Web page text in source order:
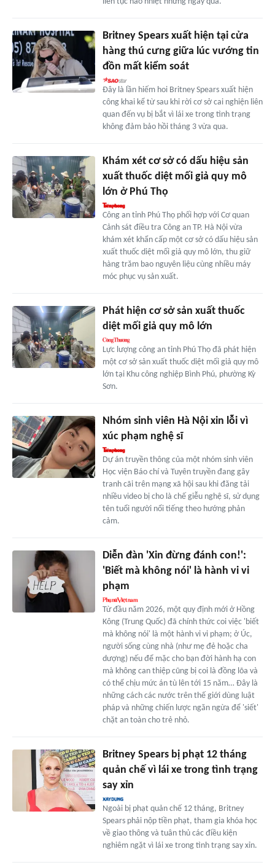
Britney Spears xuất hiện tại cửa
hàng thú cưng giữa lúc vướng tin
đồn mất kiểm soát
Đây là lần hiếm hoi Britney Spears xuất hiện
công khai kể từ sau khi rời cơ sở cai nghiện liên
quan đến vụ bị bắt vì lái xe trong tình trạng
không đảm bảo hồi tháng 3 vừa qua.
Khám xét cơ sở có dấu hiệu sản
xuất thuốc diệt mối giả quy mô
lớn ở Phú Thọ
Công an tỉnh Phú Thọ phối hợp với Cơ quan
Cảnh sát điều tra Công an TP. Hà Nội vừa
khám xét khẩn cấp một cơ sở có dấu hiệu sản
xuất thuốc diệt mối giả quy mô lớn, thu giữ
hàng trăm bao nguyên liệu cùng nhiều máy
móc phục vụ sản xuất.
Phát hiện cơ sở sản xuất thuốc
diệt mối giả quy mô lớn
Lực lượng công an tỉnh Phú Thọ đã phát hiện
một cơ sở sản xuất thuốc diệt mối giả quy mô
lớn tại Khu công nghiệp Bình Phú, phường Kỳ
Sơn.
Nhóm sinh viên Hà Nội xin lỗi vì
xúc phạm nghệ sĩ
Dự án truyền thông của một nhóm sinh viên
Học viện Báo chí và Tuyên truyền đang gây
tranh cãi trên mạng xã hội sau khi đăng tải
nhiều video bị cho là chế giễu nghệ sĩ, sử dụng
tên tuổi người nổi tiếng theo hướng phản
cảm.
Diễn đàn 'Xin đừng đánh con!':
'Biết mà không nói' là hành vi vi
phạm
Từ đầu năm 2026, một quy định mới ở Hồng
Kông (Trung Quốc) đã chính thức coi việc 'biết
mà không nói' là một hành vi vi phạm; ở Úc,
người sống cùng nhà (như mẹ đẻ hoặc cha
dượng) nếu để mặc cho bạn đời hành hạ con
mà không can thiệp cũng bị coi là đồng lõa và
có thể chịu mức án tù lên tới 15 năm… Đây là
những cách các nước trên thế giới dùng luật
pháp và những chiến lược ngăn ngừa để 'siết'
chặt an toàn cho trẻ nhỏ.
Britney Spears bị phạt 12 tháng
quản chế vì lái xe trong tình trạng
say xỉn
Ngoài bị phạt quản chế 12 tháng, Britney
Spears phải nộp tiền phạt, tham gia khóa học
về giao thông và tuân thủ các điều kiện
nghiêm ngặt vì lái xe trong tình trạng say xỉn.